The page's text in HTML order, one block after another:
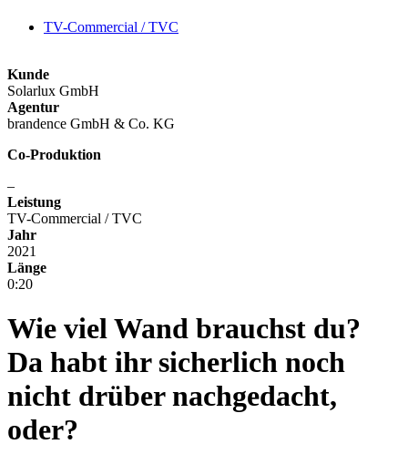
TV-Commercial / TVC
Kunde
Solarlux GmbH
Agentur
brandence GmbH & Co. KG
Co-Produktion
–
Leistung
TV-Commercial / TVC
Jahr
2021
Länge
0:20
Wie viel Wand brauchst du?
Da habt ihr sicherlich noch
nicht drüber nachgedacht,
oder?